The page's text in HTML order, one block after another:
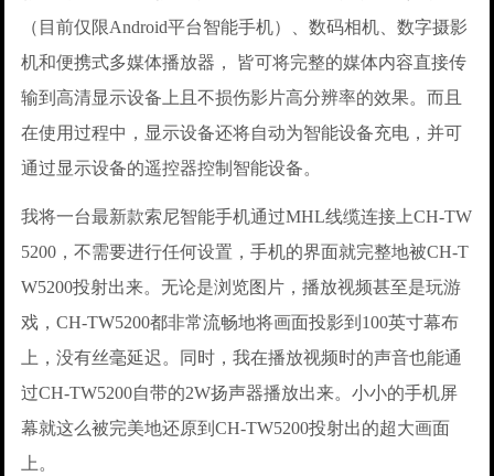
（目前仅限Android平台智能手机）、数码相机、数字摄影
机和便携式多媒体播放器， 皆可将完整的媒体内容直接传
输到高清显示设备上且不损伤影片高分辨率的效果。而且
在使用过程中，显示设备还将自动为智能设备充电，并可
通过显示设备的遥控器控制智能设备。
我将一台最新款索尼智能手机通过MHL线缆连接上CH-TW
5200，不需要进行任何设置，手机的界面就完整地被CH-T
W5200投射出来。无论是浏览图片，播放视频甚至是玩游
戏，CH-TW5200都非常流畅地将画面投影到100英寸幕布
上，没有丝毫延迟。同时，我在播放视频时的声音也能通
过CH-TW5200自带的2W扬声器播放出来。小小的手机屏
幕就这么被完美地还原到CH-TW5200投射出的超大画面
上。